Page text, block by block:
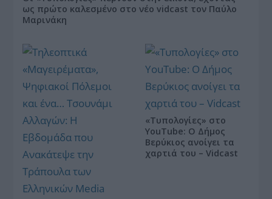
ως πρώτο καλεσμένο στο νέο vidcast τον Παύλο
Μαρινάκη
«Τυπολογίες» στο
YouTube: Ο Δήμος
Βερύκιος ανοίγει τα
χαρτιά του – Vidcast